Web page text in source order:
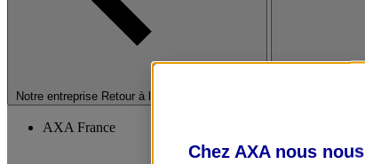
Notre entreprise Retour à la section précédente
AXA France
Chez AXA nous